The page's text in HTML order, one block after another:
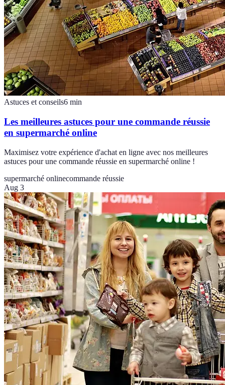
Astuces et conseils6 min
Les meilleures astuces pour une commande réussie
en supermarché online
Maximisez votre expérience d'achat en ligne avec nos meilleures
astuces pour une commande réussie en supermarché online !
supermarché onlinecommande réussie
Aug 3